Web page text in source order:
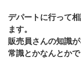
デパートに行って
ます。
販売員さんの知識が
常識とかなんとかで